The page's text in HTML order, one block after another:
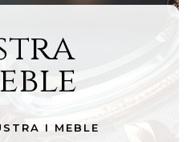
I MEBLE